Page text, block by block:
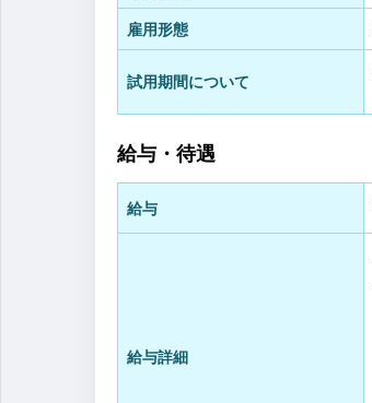
雇用形態
試用期間について
給与・待遇
給与
給与詳細